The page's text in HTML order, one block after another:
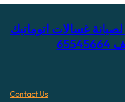
غسالات اتوماتيك
Contact Us